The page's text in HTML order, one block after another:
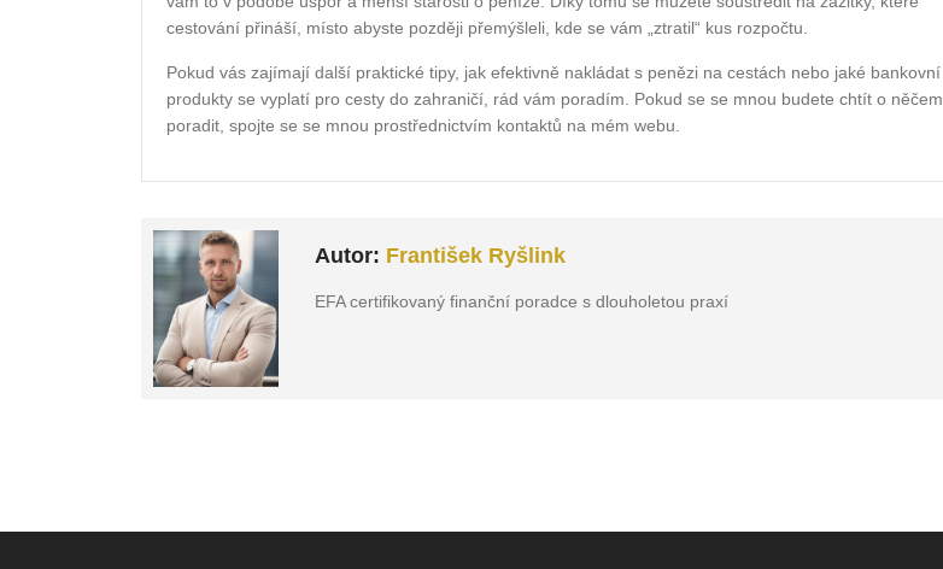
cestování přináší, místo abyste později přemýšleli, kde se vám „ztratil“ kus rozpočtu.
Pokud vás zajímají další praktické tipy, jak efektivně nakládat s penězi na cestách nebo jaké bankovní
produkty se vyplatí pro cesty do zahraničí, rád vám poradím. Pokud se se mnou budete chtít o něčem
poradit, spojte se se mnou prostřednictvím kontaktů na mém webu.
Autor: František Ryšlink
EFA certifikovaný finanční poradce s dlouholetou praxí